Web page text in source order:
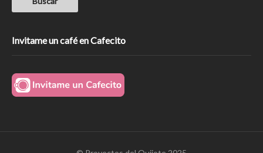
Invitame un café en Cafecito